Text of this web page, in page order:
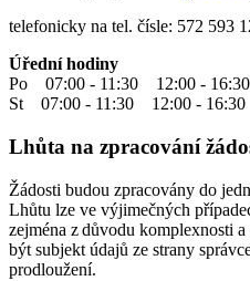
telefonicky na tel. čísle: 572 593
Úřední hodiny
Po 07:00 - 11:30 12:00 - 16:30
St 07:00 - 11:30 12:00 - 16:30
Lhůta na zpracování
Žádosti budou zpracovány do
Lhůtu lze ve výjimečných
zejména z důvodu komplexnosti
být subjekt údajů ze strany
prodloužení.